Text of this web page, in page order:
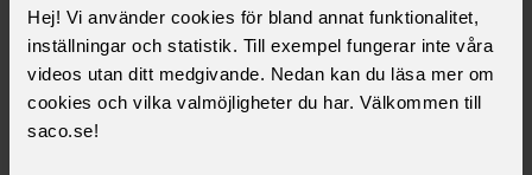
Hej! Vi använder cookies för bland annat funktionalitet,
inställningar och statistik. Till exempel fungerar inte våra
videos utan ditt medgivande. Nedan kan du läsa mer om
cookies och vilka valmöjligheter du har. Välkommen till
saco.se!
Rapport om samverkansrådet Saco Klimat samt
Sacos arbete inom klimatområdet.pdf
Sacos klimatarbete 2021-2025 en sammanfattning
Debatt: 8 av 10 akademiker vill ha en tuffare
klimatpolitik